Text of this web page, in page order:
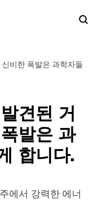
견된 거
발은 과
합니다.
에서 강력한 에너